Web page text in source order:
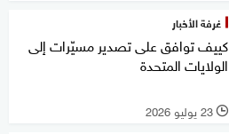
غرفة الأخبار
كييف توافق على تصدير مسيّرات إلى
الولايات المتحدة
l 23 يوليو 2026